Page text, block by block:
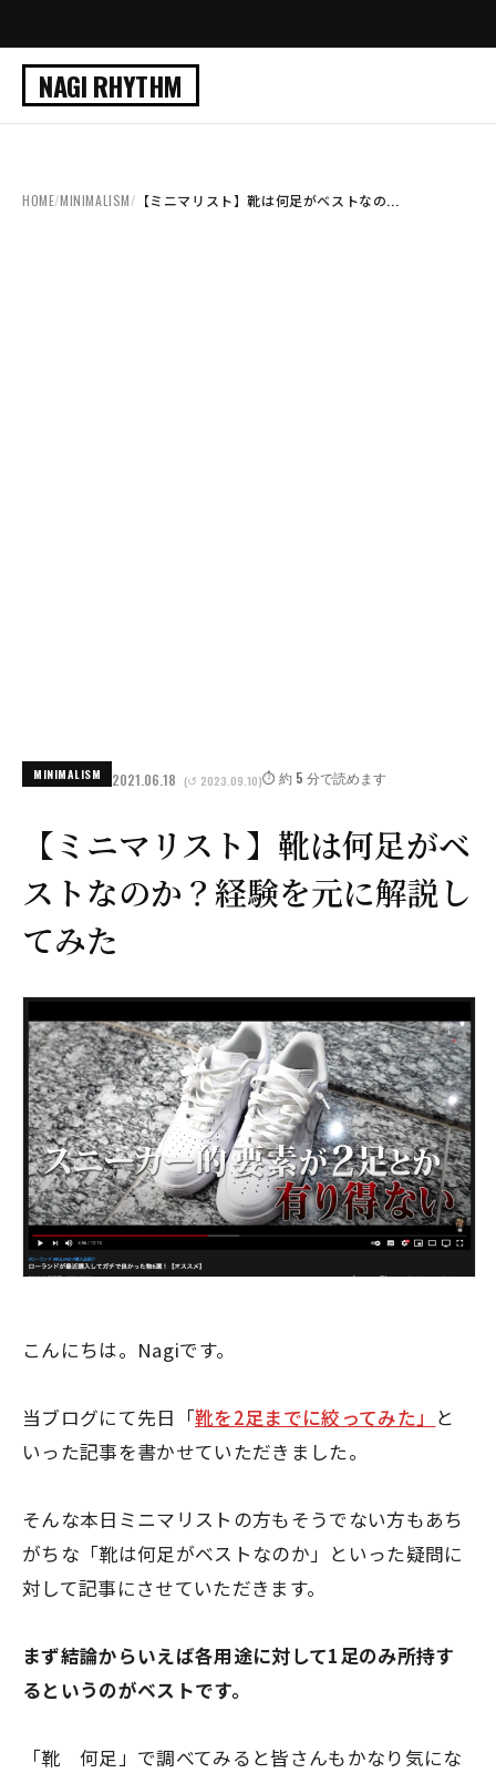
NAGI RHYTHM
HOME/MINIMALISM/ 【ミニマリスト】靴は何足がベストなの...
MINIMALISM 2021.06.18 (↺ 2023.09.10)⏱️ 約 5 分で読めます
【ミニマリスト】靴は何足がベ
ストなのか？経験を元に解説し
てみた
こんにちは。Nagiです。
当ブログにて先日「靴を2足までに絞ってみた」 と
いった記事を書かせていただきました。
そんな本日ミニマリストの方もそうでない方もあち
がちな 「靴は何足がベストなのか」 といった疑問に
対して記事にさせていただきます。
まず結論からいえば各用途に対して1足のみ所持す
るというのがベストです。
「靴 何足」で調べてみると皆さんもかなり気にな